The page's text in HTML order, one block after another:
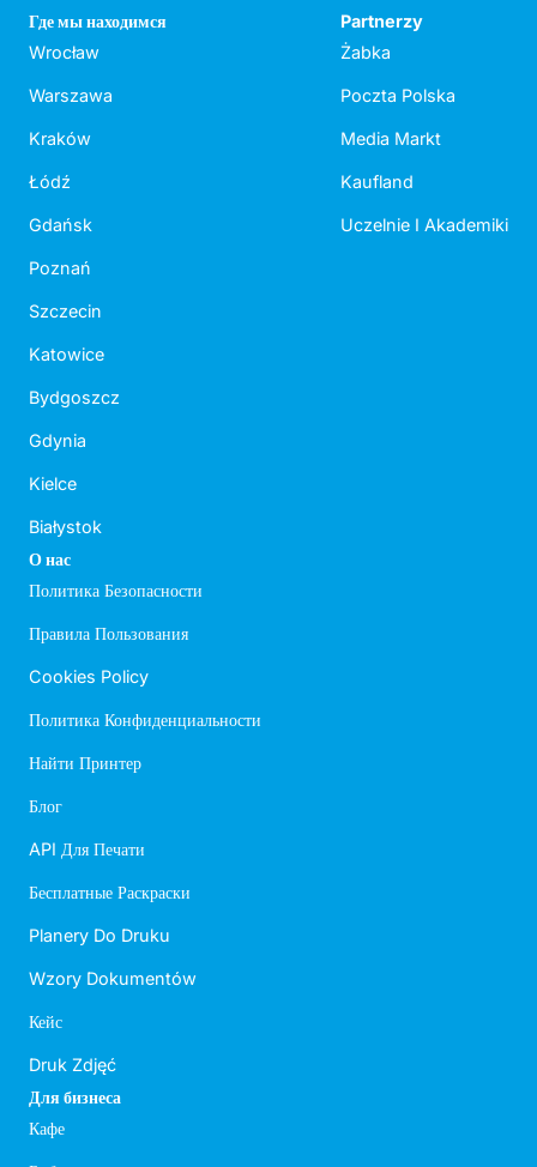
Где мы находимся
Wrocław
Warszawa
Kraków
Łódź
Gdańsk
Poznań
Szczecin
Katowice
Bydgoszcz
Gdynia
Kielce
Białystok
Partnerzy
Żabka
Poczta Polska
Media Markt
Kaufland
Uczelnie I Akademiki
О нас
Политика Безопасности
Правила Пользования
Cookies Policy
Политика Конфиденциальности
Найти Принтер
Блог
API Для Печати
Бесплатные Раскраски
Planery Do Druku
Wzory Dokumentów
Кейс
Druk Zdjęć
Для бизнеса
Кафе